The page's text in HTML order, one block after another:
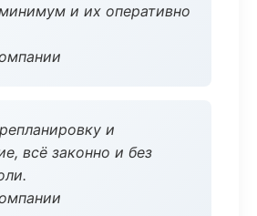
и их оперативно
и
всё законно и без